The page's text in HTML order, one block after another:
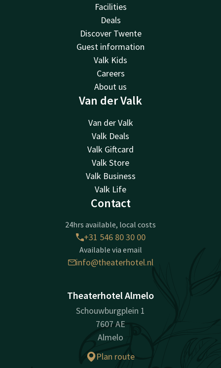
Facilities
Deals
Discover Twente
Guest information
Valk Kids
Careers
About us
Van der Valk
Van der Valk
Valk Deals
Valk Giftcard
Valk Store
Valk Business
Valk Life
Contact
24hrs available, local costs
+31 546 80 30 00
Available via email
info@theaterhotel.nl
Theaterhotel Almelo
Schouwburgplein 1
7607 AE
Almelo
Plan route